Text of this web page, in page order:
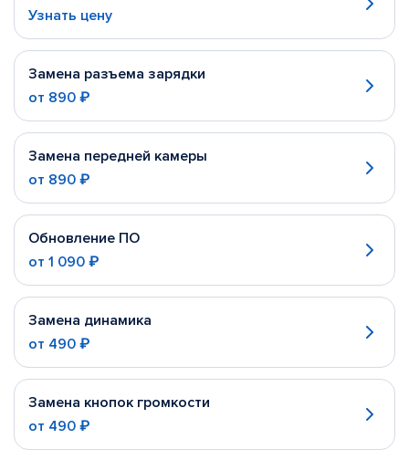
Узнать цену
Замена разъема зарядки
от 890 ₽
Замена передней камеры
от 890 ₽
Обновление ПО
от 1 090 ₽
Замена динамика
от 490 ₽
Замена кнопок громкости
от 490 ₽